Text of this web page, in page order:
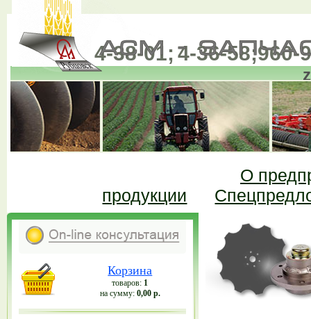
(385-57) 4-38-01; 4-36-58;960-
О
продукции
Корзина
товаров: 1
на сумму: 0,00 р.